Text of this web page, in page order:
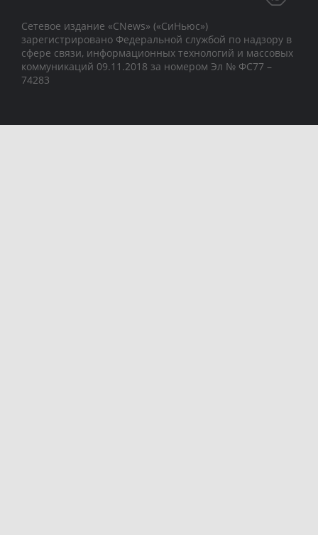
Сетевое издание «CNews» («СиНьюс»)
зарегистрировано Федеральной службой по надзору в
сфере связи, информационных технологий и массовых
коммуникаций 09.11.2018 за номером Эл № ФС77 –
74283